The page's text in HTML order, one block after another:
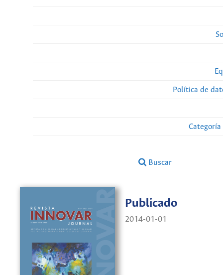
Política de
Buscar
Publicado
2014-01-01